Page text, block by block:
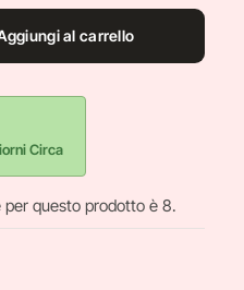
al carrello
Circa
per questo prodotto è 8.